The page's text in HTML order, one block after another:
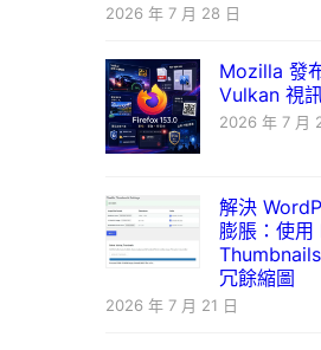
2026 年 7 月 28 日
Mozilla 發
Vulkan 視
2026 年 7 月
解決
膨脹：使
冗餘縮圖
2026 年 7 月 21 日